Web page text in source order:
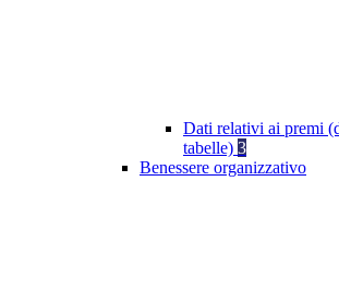
Dati relativi ai premi
tabelle) 3
Benessere organizzativo